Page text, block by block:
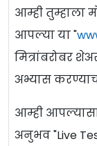
आम्ही
आपल्या या "
मित्रांबरोबर
अभ्यास
आम्ही
अनुभव "Live